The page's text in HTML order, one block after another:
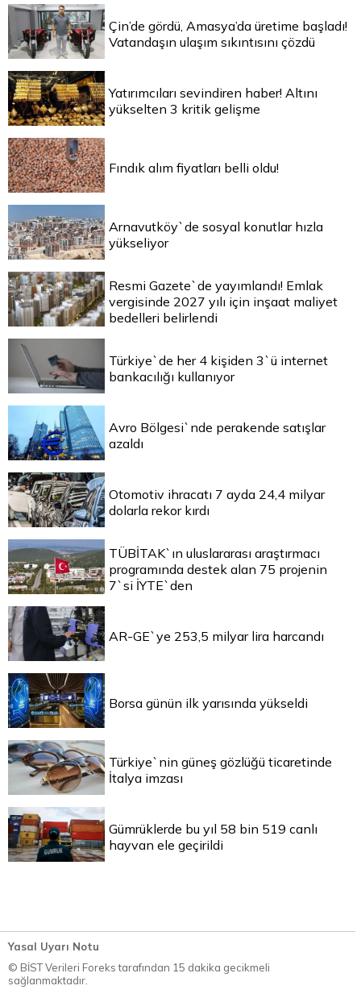
Çin’de gördü, Amasya’da üretime başladı!
Vatandaşın ulaşım sıkıntısını çözdü
Yatırımcıları sevindiren haber! Altını
yükselten 3 kritik gelişme
Fındık alım fiyatları belli oldu!
Arnavutköy`de sosyal konutlar hızla
yükseliyor
Resmi Gazete`de yayımlandı! Emlak
vergisinde 2027 yılı için inşaat maliyet
bedelleri belirlendi
Türkiye`de her 4 kişiden 3`ü internet
bankacılığı kullanıyor
Avro Bölgesi`nde perakende satışlar
azaldı
Otomotiv ihracatı 7 ayda 24,4 milyar
dolarla rekor kırdı
TÜBİTAK`ın uluslararası araştırmacı
programında destek alan 75 projenin
7`si İYTE`den
AR-GE`ye 253,5 milyar lira harcandı
Borsa günün ilk yarısında yükseldi
Türkiye`nin güneş gözlüğü ticaretinde
İtalya imzası
Gümrüklerde bu yıl 58 bin 519 canlı
hayvan ele geçirildi
Yasal Uyarı Notu
© BİST Verileri Foreks tarafından 15 dakika gecikmeli
sağlanmaktadır.